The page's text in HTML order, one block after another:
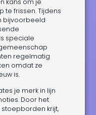
kans om je
te frissen. Tijdens
bijvoorbeeld
speciale
regelmatig
omdat ze
is.
je merk in lijn
Door het
stoepborden krijt,